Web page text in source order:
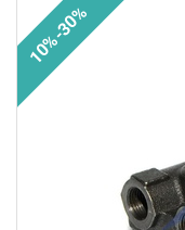
10%-30%